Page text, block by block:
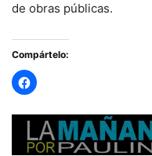
de obras públicas.
Compártelo: